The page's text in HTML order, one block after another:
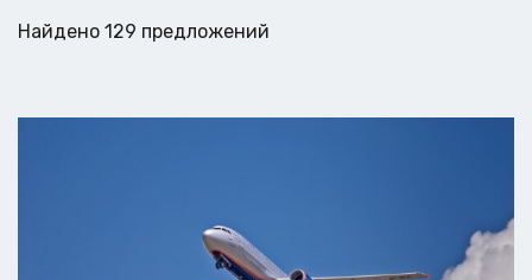
Найдено 129 предложений